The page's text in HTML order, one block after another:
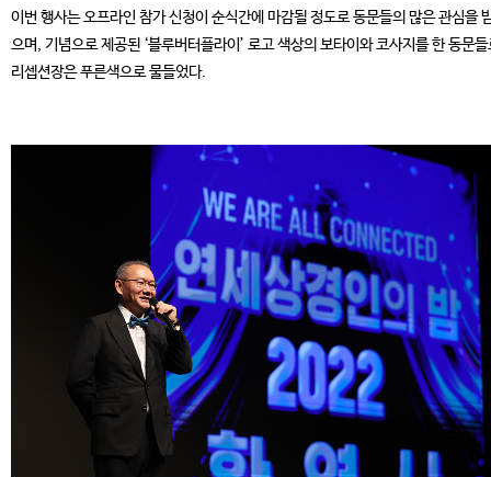
이번 행사는 오프라인 참가 신청이 순식간에 마감될 정도로 동문들의 많은 관심을
으며, 기념으로 제공된 ‘블루버터플라이’ 로고 색상의 보타이와 코사지를 한 동문들
리셉션장은 푸른색으로 물들었다.